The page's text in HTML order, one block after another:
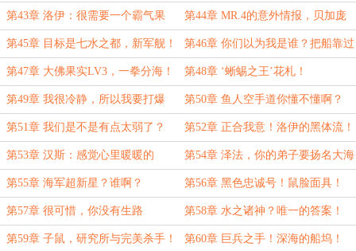
给我加点！
第43章 洛伊：很需要一个霸气果
实，谢谢！
第44章 MR.4的意外情报，贝加庞
克的实验室？
第45章 目标是七水之都，新军舰！ 第46章 你们以为我是谁？把船靠过
去！
第47章 大佛果实LV3，一拳分海！ 第48章 ‘蜥蜴之王’花札！
第49章 我很冷静，所以我要打爆
他！
第50章 鱼人空手道你懂不懂啊？
第51章 我们是不是有点太弱了？ 第52章 正合我意！洛伊的黑体流！
第53章 汉斯：感觉心里暖暖的 第54章 泽法，你的弟子要扬名大海
了！
第55章 海军超新星？谁啊？ 第56章 黑色忠诚号！鼠脸面具！
第57章 很可惜，你没有生路 第58章 水之诸神？唯一的答案！
第59章 子鼠，研究所与完美杀手！ 第60章 巨兵之手！深海的船坞！